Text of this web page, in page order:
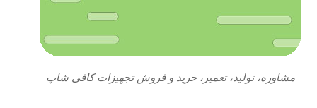
مشاوره، تولید، تعمیر، خرید و فروش تجهیزات کافی شاپ